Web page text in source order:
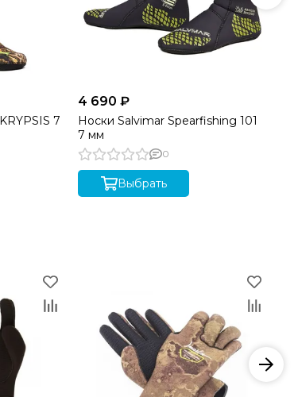
7
4 690 ₽
Носки Salvimar Spearfishing 101
7 мм
0
Выбрать